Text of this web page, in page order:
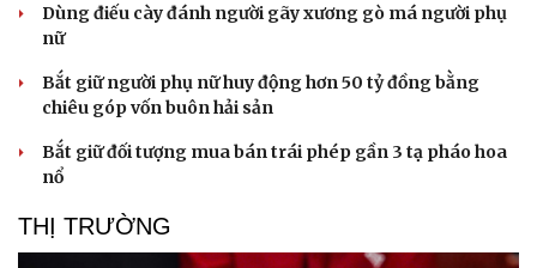
Văn học
Âm nhạc
Thời trang
Dùng điếu cày đánh người gãy xương gò má người phụ
nữ
Bắt giữ người phụ nữ huy động hơn 50 tỷ đồng bằng
chiêu góp vốn buôn hải sản
Bắt giữ đối tượng mua bán trái phép gần 3 tạ pháo hoa
nổ
THỊ TRƯỜNG